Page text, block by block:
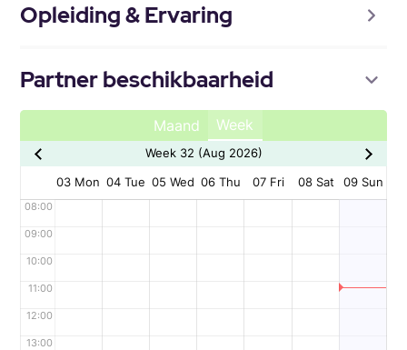
Opleiding & Ervaring
Partner beschikbaarheid
Maand Week
Week 32 (Aug 2026)
03 Mon 04 Tue 05 Wed 06 Thu 07 Fri 08 Sat 09 Sun
08:00
09:00
10:00
11:00
12:00
13:00